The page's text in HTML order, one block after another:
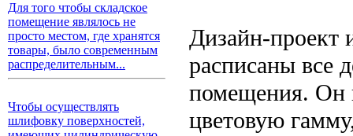
Для того чтобы складское
помещение являлось не
просто местом, где хранятся
товары, было современным
распределительным...
Чтобы осуществлять
шлифовку поверхностей,
Дизайн-проект
расписаны все
помещения. Он
цветовую